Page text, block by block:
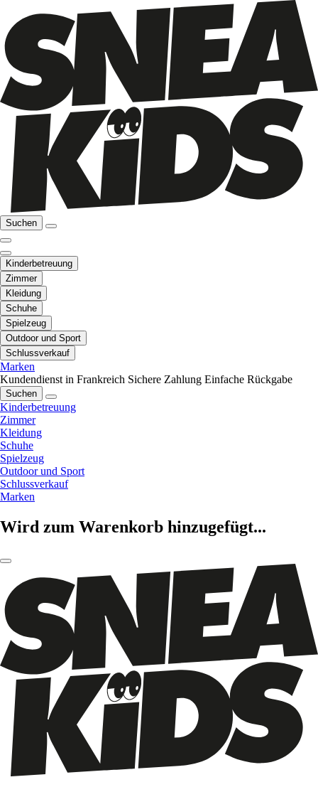
Suchen
Kinderbetreuung
Zimmer
Kleidung
Schuhe
Spielzeug
Outdoor und Sport
Schlussverkauf
Marken
Kundendienst in Frankreich Sichere Zahlung Einfache Rückgabe
Suchen
Kinderbetreuung
Zimmer
Kleidung
Schuhe
Spielzeug
Outdoor und Sport
Schlussverkauf
Marken
Wird zum Warenkorb hinzugefügt...